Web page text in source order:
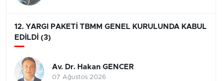
12. YARGI PAKETİ TBMM GENEL KURULUNDA KABUL
EDİLDİ (3)
Av. Dr. Hakan GENCER
07 Ağustos 2026